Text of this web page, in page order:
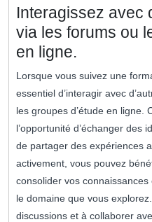
Interagissez avec
via les forums ou
en ligne.
Lorsque vous suivez une
essentiel d’interagir avec
les groupes d’étude en ligne.
l’opportunité d’échanger des
de partager des expériences
activement, vous pouvez
consolider vos
le domaine que vous
discussions et à collaborer